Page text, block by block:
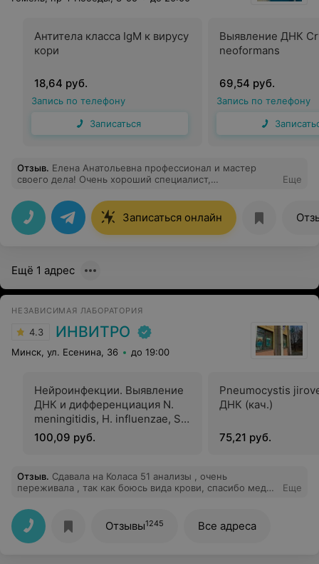
Антитела класса IgМ к вирусу
кори
18,64 руб.
Запись по телефону
Записаться
Выявление ДНК
neoformans
69,54 руб.
Запись по телефону
Отзыв. Елена Анатольевна профессионал и мастер
своего дела! Очень хороший специалист,
такому специалисту на прием. Спасибо большое!
Еще
Записаться онлайн
Ещё 1 адрес
НЕЗАВИСИМАЯ ЛАБОРАТОРИЯ
4.3 ИНВИТРО
Минск, ул. Есенина, 36 до 19:00
Нейроинфекции. Выявление
ДНК и дифференциация N.
meningitidis, H. influenzae, S.
Pneumoniae
100,09 руб.
Pneumocystis
ДНК (кач.)
75,21 руб.
Отзыв. Сдавала на Коласа 51 анализы , очень
переживала , так как боюсь вида крови, спасибо мед
успокоили , с вами не страшно
Еще
Отзывы1245 Все адреса